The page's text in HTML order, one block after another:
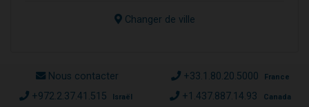
Changer de ville
Nous contacter +33.1.80.20.5000 France
+972.2.37.41.515 Israël +1.437.887.14.93 Canada